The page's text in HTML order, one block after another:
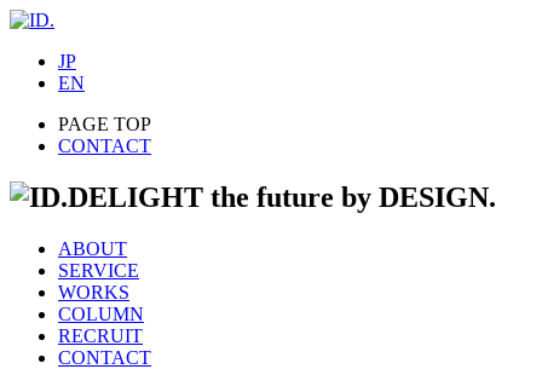
JP
EN
PAGE TOP
CONTACT
DELIGHT the future by DESIGN.
ABOUT
SERVICE
WORKS
COLUMN
RECRUIT
CONTACT